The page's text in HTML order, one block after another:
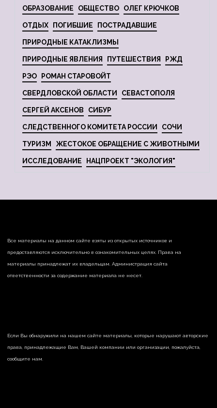
ОБРАЗОВАНИЕ ОБЩЕСТВО ОЛЕГ КРЮЧКОВ
ОТДЫХ ПОГИБШИЕ ПОСТРАДАВШИЕ
ПРИРОДНЫЕ КАТАКЛИЗМЫ
ПРИРОДНЫЕ ЯВЛЕНИЯ ПУТЕШЕСТВИЯ РЖД
РЭО РОМАН СТАРОВОЙТ
СВЕРДЛОВСКОЙ ОБЛАСТИ СЕВАСТОПОЛЯ
СЕРГЕЙ АКСЕНОВ СИБУР
СЛЕДСТВЕННОГО КОМИТЕТА РОССИИ СОЧИ
ТУРИЗМ ЖЕСТОКОЕ ОБРАЩЕНИЕ С ЖИВОТНЫМИ
ИССЛЕДОВАНИЕ НАЦПРОЕКТ "ЭКОЛОГИЯ"
Все материалы на данном сайте взяты из открытых источников и
предоставляются исключительно в ознакомительных целях. Права на
материалы принадлежат их владельцам. Администрация сайта
ответственности за содержание материала не несет.
Если Вы обнаружили на нашем сайте материалы, которые нарушают авторские
права, принадлежащие Вам, Вашей компании или организации, пожалуйста,
сообщите нам.